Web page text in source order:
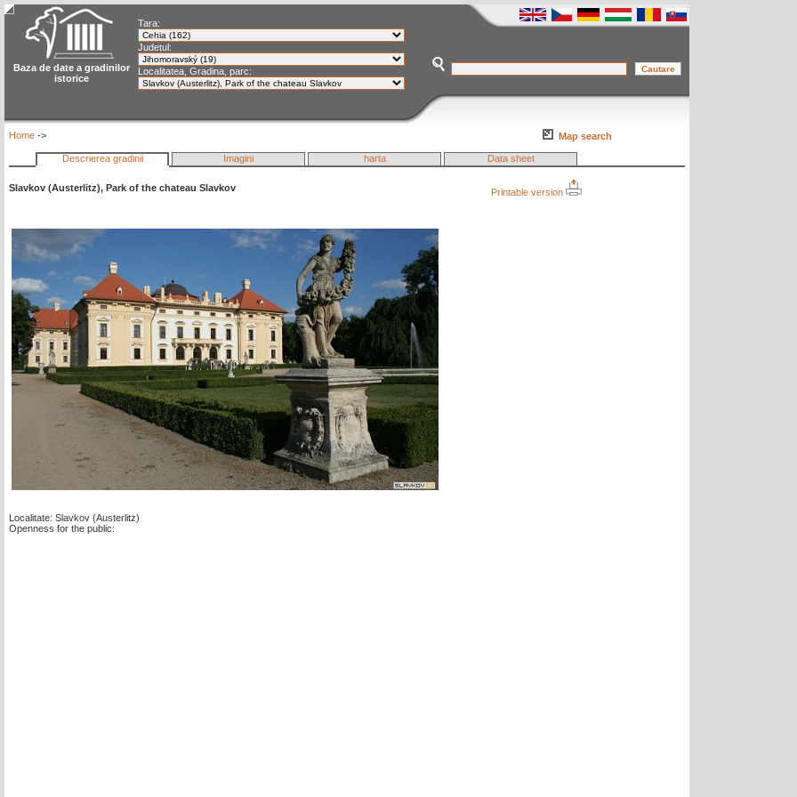
Baza de date a gradinilor
istorice
Tara:
Judetul:
Localitatea, Gradina, parc:
Home -> Map search
Descrierea gradinii Imagini harta Data sheet
Slavkov (Austerlitz), Park of the chateau Slavkov Printable version
Localitate: Slavkov (Austerlitz)
Openness for the public: